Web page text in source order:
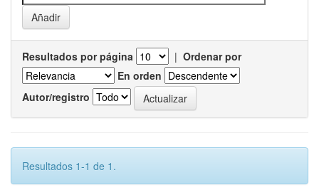
Resultados por página | Ordenar por
En orden
Autor/registro
Resultados 1-1 de 1.